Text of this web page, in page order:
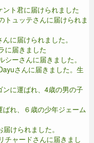
ト君に届けられました
トュッテさんに届けられま
に届けられました。
に届きました
ーさんに届きました。
さんに届きました。生
に運ばれ、4歳の男の子
れ、６歳の少年ジェーム
けられました。
チャードさんに届きまし